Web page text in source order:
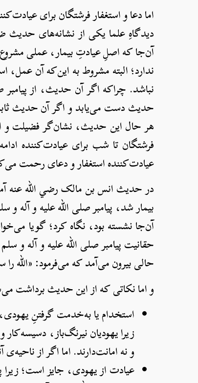
اما دعا و استغفار فرشتگان برای
دیدگاهِ علما یکی از نشانه‌های
آن‌جا که اصلِ عیادتِ بیمار، عملی
ندارد؛ البته مشروط به این‌که آن
نباشد. چراکه اگر آن حدیث، از
حدیث دست می‌یابد و اگر آن حدیث
هر حال این حدیث، نشان‌گر فضیلت و
فرشتگان تا شب برای عیادت‌کننده
عیادت‌کننده استغفار و دعای رحمت
در حدیث انس بن مالک رضي الله عنه
بیمار شد، پیامبر صلی الله علیه و
آن‌جا نشسته بود، نگاه کرد؛ گویا
حقانیت پیامبر صلی الله علیه و آله
حالی بیرون می‌آمد که می‌فرمود: «الله
و اما نکاتی که از این حدیث برداشت
استخدام یا به‌خدمت گرفتنِ
زیرا یهودیان نیرنگ‌باز،
و نه امانت‌دارند. اما اگر از
عیادت از یهودی، جایز است؛ زیرا